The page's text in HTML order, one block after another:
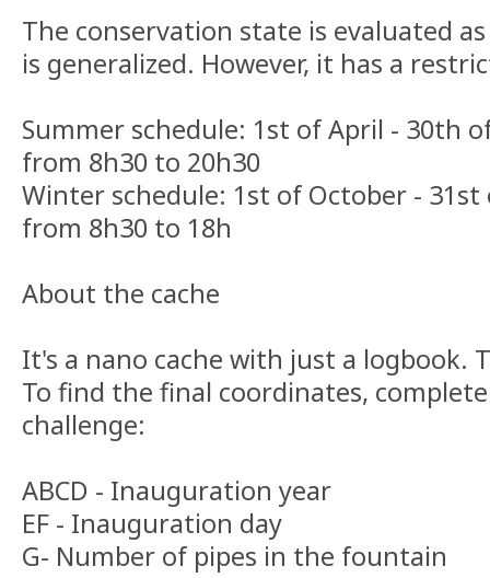
The conservation state is evaluated
is generalized. However, it has a
Summer schedule: 1st of April - 30th
from 8h30 to 20h30
Winter schedule: 1st of October - 31st
from 8h30 to 18h
About the cache
It's a nano cache with just a logbook.
To find the final coordinates,
challenge:
ABCD - Inauguration year
EF - Inauguration day
G- Number of pipes in the fountain